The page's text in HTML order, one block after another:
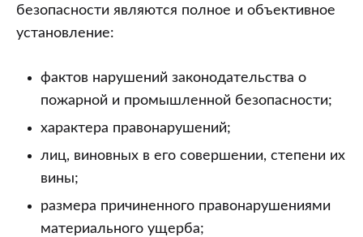
безопасности являются полное и объективное
установление:
фактов нарушений законодательства о
пожарной и промышленной безопасности;
характера правонарушений;
лиц, виновных в его совершении, степени их
вины;
размера причиненного правонарушениями
материального ущерба;